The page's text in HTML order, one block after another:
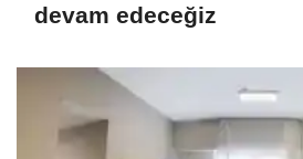
devam edeceğiz